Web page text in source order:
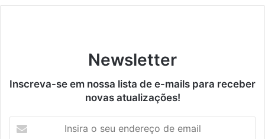
Newsletter
Inscreva-se em nossa lista de e-mails para receber
novas atualizações!